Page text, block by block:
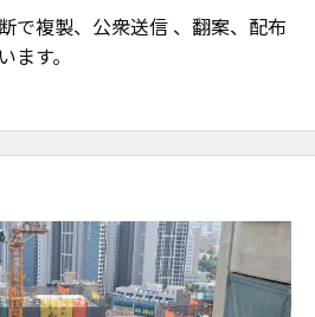
で複製、公衆送信 、翻案、配布
す。